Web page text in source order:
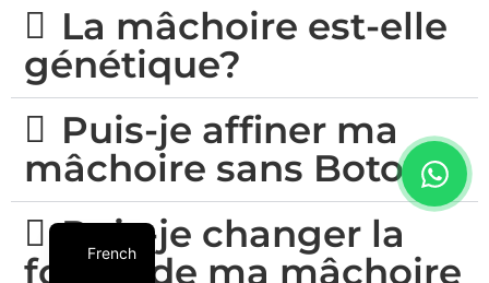
La mâchoire est-elle
génétique?
Puis-je affiner ma
mâchoire sans Botox ?
Puis-je changer la
forme de ma mâchoire
French